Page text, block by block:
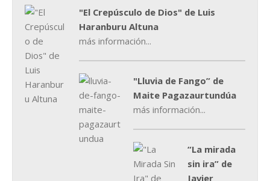
"El Crepúsculo de Dios" de Luis
Haranburu Altuna
más información...
"Lluvia de Fango” de
Maite Pagazaurtundúa
más información...
“La mirada
sin ira” de
Javier